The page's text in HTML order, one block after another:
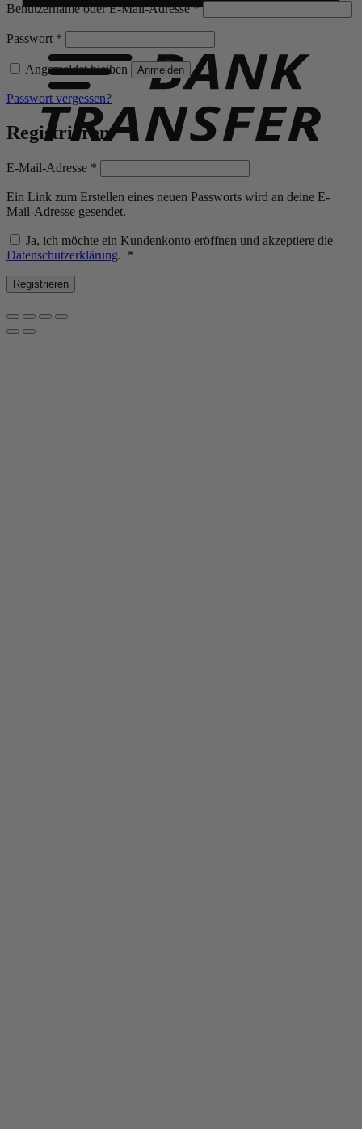
Benutzername oder E-Mail-Adresse*Erforderlich
Passwort *
Angemeldet bleiben Anmelden
Passwort vergessen?
Registrieren
E-Mail-Adresse *
Ein Link zum Erstellen eines neuen Passworts wird an deine E-
Mail-Adresse gesendet.
Ja, ich möchte ein Kundenkonto eröffnen und akzeptiere die
Datenschutzerklärung. *
Registrieren